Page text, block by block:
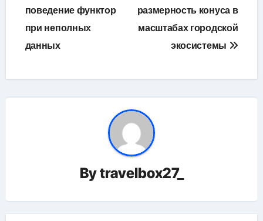
поведение функтор
при неполных
данных
размерность конуса в
масштабах городской
экосистемы
Bytravelbox27_